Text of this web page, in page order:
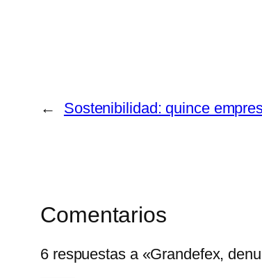
← Sostenibilidad: quince
Comentarios
6 respuestas a «Grandefex,